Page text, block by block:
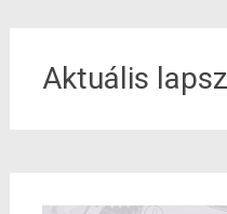
Aktuális